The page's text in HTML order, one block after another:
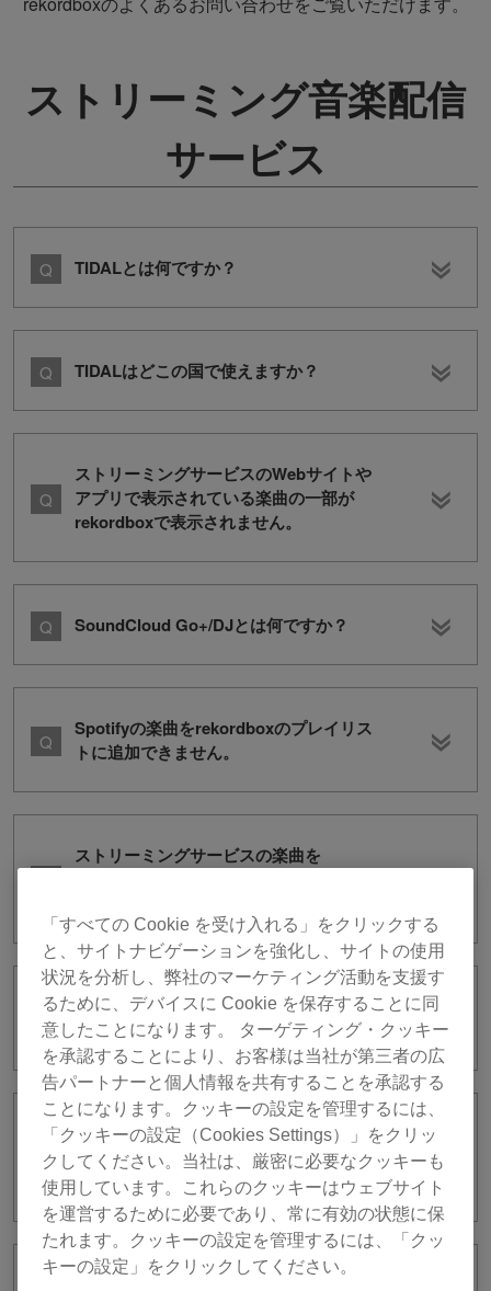
ストリーミング音楽配信
サービス
TIDALとは何ですか？
TIDALはどこの国で使えますか？
ストリーミングサービスのWebサイトや
アプリで表示されている楽曲の一部が
rekordboxで表示されません。
SoundCloud Go+/DJとは何ですか？
Spotifyの楽曲をrekordboxのプレイリス
トに追加できません。
ストリーミングサービスの楽曲を
Beatsourceのアイコンが見つかりませ
ん。
ストリーミング楽曲は同一アカウントで
ログインした複数のデバイスで、同時に
再生することはできますか？
「すべての Cookie を受け入れる」をクリックする
と、サイトナビゲーションを強化し、サイトの使用
状況を分析し、弊社のマーケティング活動を支援す
るために、デバイスに Cookie を保存することに同
意したことになります。 ターゲティング・クッキー
を承認することにより、お客様は当社が第三者の広
告パートナーと個人情報を共有することを承認する
ことになります。クッキーの設定を管理するには、
「クッキーの設定（Cookies Settings）」をクリッ
クしてください。当社は、厳密に必要なクッキーも
使用しています。これらのクッキーはウェブサイト
を運営するために必要であり、常に有効の状態に保
たれます。クッキーの設定を管理するには、「クッ
キーの設定」をクリックしてください。